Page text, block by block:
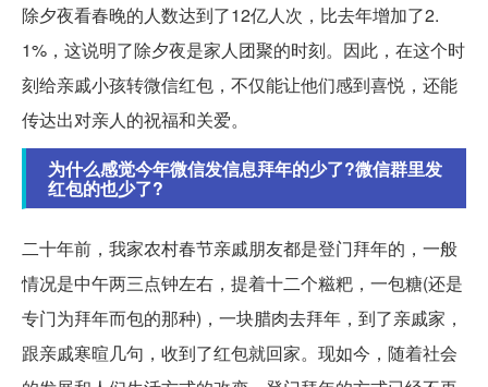
除夕夜看春晚的人数达到了12亿人次，比去年增加了2.
1%，这说明了除夕夜是家人团聚的时刻。因此，在这个时
刻给亲戚小孩转微信红包，不仅能让他们感到喜悦，还能
传达出对亲人的祝福和关爱。
为什么感觉今年微信发信息拜年的少了?微信群里发
红包的也少了?
二十年前，我家农村春节亲戚朋友都是登门拜年的，一般
情况是中午两三点钟左右，提着十二个糍粑，一包糖(还是
专门为拜年而包的那种)，一块腊肉去拜年，到了亲戚家，
跟亲戚寒暄几句，收到了红包就回家。现如今，随着社会